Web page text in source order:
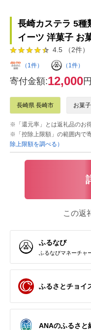
長崎カステラ 5種
イーツ 洋菓子 お
4.5 （2件）
（1件） （1件）
寄付金額:12,000円
長崎県 長崎市 お菓子
※「還元率」とは返礼品のお
※「控除上限額」の範囲内で
除上限額を調べる）
この返
ふるなび
ふるなびマネーチャ
ふるさとチョイ
ANAのふるさと